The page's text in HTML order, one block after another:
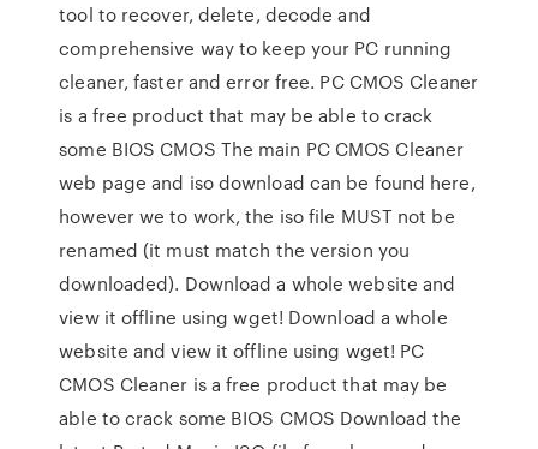
tool to recover, delete, decode and
comprehensive way to keep your PC running
cleaner, faster and error free. PC CMOS Cleaner
is a free product that may be able to crack
some BIOS CMOS The main PC CMOS Cleaner
web page and iso download can be found here,
however we to work, the iso file MUST not be
renamed (it must match the version you
downloaded). Download a whole website and
view it offline using wget! Download a whole
website and view it offline using wget! PC
CMOS Cleaner is a free product that may be
able to crack some BIOS CMOS Download the